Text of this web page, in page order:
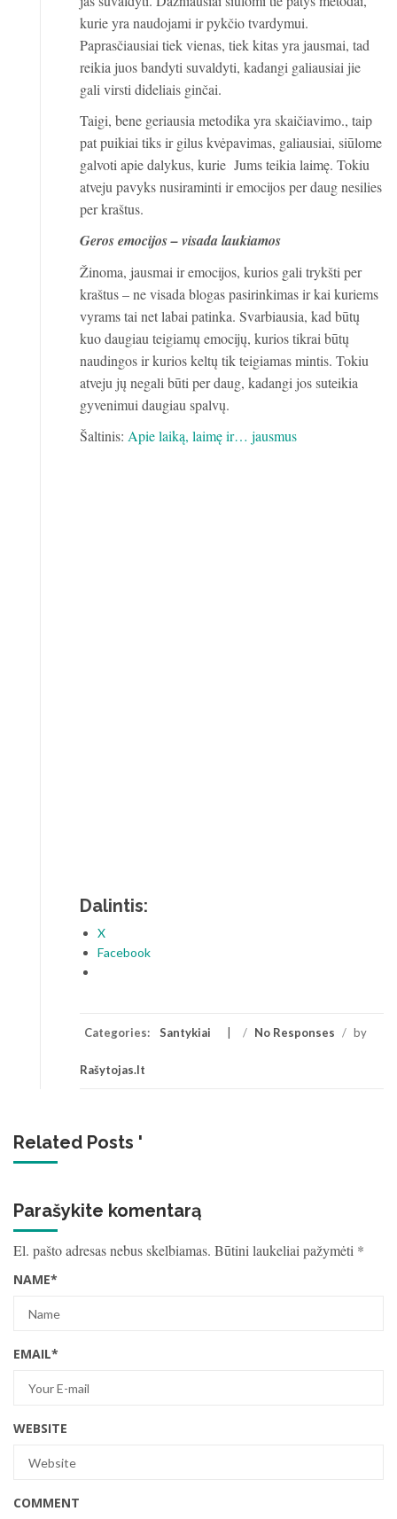
kurie yra naudojami ir pykčio tvardymui.
Paprasčiausiai tiek vienas, tiek kitas yra jausmai, tad
reikia juos bandyti suvaldyti, kadangi galiausiai jie
gali virsti dideliais ginčai.
Taigi, bene geriausia metodika yra skaičiavimo., taip
pat puikiai tiks ir gilus kvėpavimas, galiausiai, siūlome
galvoti apie dalykus, kurie Jums teikia laimę. Tokiu
atveju pavyks nusiraminti ir emocijos per daug nesilies
per kraštus.
Geros emocijos – visada laukiamos
Žinoma, jausmai ir emocijos, kurios gali trykšti per
kraštus – ne visada blogas pasirinkimas ir kai kuriems
vyrams tai net labai patinka. Svarbiausia, kad būtų
kuo daugiau teigiamų emocijų, kurios tikrai būtų
naudingos ir kurios keltų tik teigiamas mintis. Tokiu
atveju jų negali būti per daug, kadangi jos suteikia
gyvenimui daugiau spalvų.
Šaltinis: Apie laiką, laimę ir… jausmus
Dalintis:
X
Facebook
Categories: Santykiai / No Responses / by
Rašytojas.lt
Related Posts '
Parašykite komentarą
El. pašto adresas nebus skelbiamas. Būtini laukeliai pažymėti *
NAME*
EMAIL*
WEBSITE
COMMENT